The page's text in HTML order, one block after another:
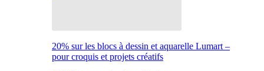
20% sur les blocs à dessin et aquarelle Lumart –
pour croquis et projets créatifs